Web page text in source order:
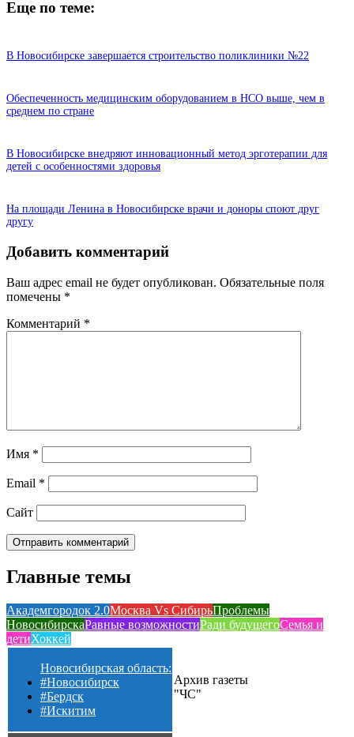
Еще по теме:
В Новосибирске завершается строительство поликлиники №22
Обеспеченность медицинским оборудованием в НСО выше, чем в
среднем по стране
В Новосибирске внедряют инновационный метод эрготерапии для
детей с особенностями здоровья
На площади Ленина в Новосибирске врачи и доноры споют друг
другу
Добавить комментарий
Ваш адрес email не будет опубликован. Обязательные поля
помечены *
Комментарий *
Имя *
Email *
Сайт
Главные темы
Академгородок 2.0Москва Vs СибирьПроблемы
НовосибирскаРавные возможностиРади будущегоСемья и
детиХоккей
Новосибирская область:
#Новосибирск
#Бердск
#Искитим
Архив газеты
"ЧС"